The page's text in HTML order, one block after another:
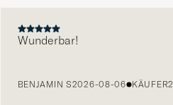
VORHERIGE
Wunderbar!
BENJAMIN S2026-08-06 KÄUFER